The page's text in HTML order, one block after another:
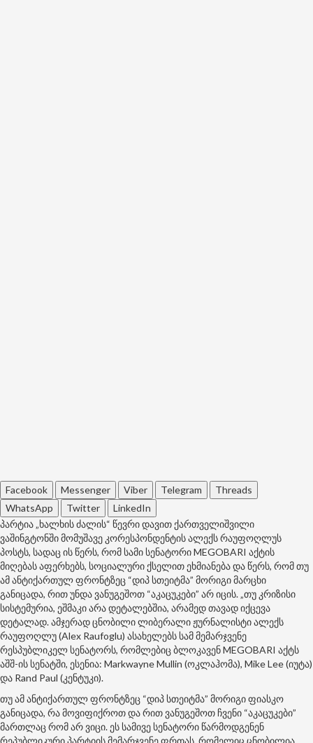
Facebook Messenger Viber Telegram
Threads
WhatsApp
Twitter
LinkedIn
პარტია „ხალხის ძალის“ წევრი დავით ქართველიშვილი
ვაშინგტონში მომუშავე კორესპონდენტის ალექს რაუფოღლუს
პოსტს, სადაც ის წერს, რომ სამი სენატორი MEGOBARI აქტის
მიღებას აფერხებს, სოციალური ქსელით ეხმიანება და წერს, რომ თუ
ამ ანტიქართულ ფრონტზეც “დიპ სთეიტმა” მორიგი მარცხი
განიცადა, რით უნდა ვანუგეშოთ “აკაცუკები” არ იცის. „თუ კრიზისი
სისტემურია, ეშმაკი არა დეტალებშია, არამედ თავად იქცევა
დეტალად. ამჯერად ცნობილი ლიბერალი ჟურნალისტი ალექს
რაუფოღლუ (Alex Raufoglu) ასახელებს სამ მემარჯვენე
რესპუბლიკელ სენატორს, რომლებიც ბლოკავენ MEGOBARI აქტს
აშშ-ის სენატში, ესენია: Markwayne Mullin (ოკლაჰომა), Mike Lee (იუტა)
და Rand Paul (კენტუკი).
თუ ამ ანტიქართულ ფრონტზეც “დიპ სთეიტმა” მორიგი ფიასკო
განიცადა, რა მოვიფიქროთ და რით ვანუგეშოთ ჩვენი “აკაცუკები”
მართლაც რომ არ ვიცი. ეს სამივე სენატორი წარმოდგენენ
რეპუბლიკური პარტიის მემარჯვენე ფრთას, რომელიც ცნობილია